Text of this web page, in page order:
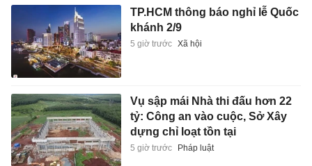
TP.HCM thông báo nghỉ lễ Quốc
khánh 2/9
5 giờ trước Xã hội
Vụ sập mái Nhà thi đấu hơn 22
tỷ: Công an vào cuộc, Sở Xây
dựng chỉ loạt tồn tại
5 giờ trước Pháp luật